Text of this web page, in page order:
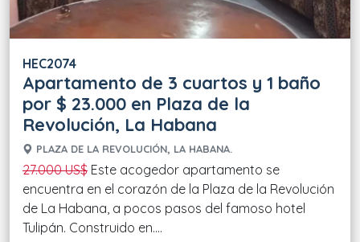
HEC2074
Apartamento de 3 cuartos y 1 baño
por $ 23.000 en Plaza de la
Revolución, La Habana
PLAZA DE LA REVOLUCIÓN, LA HABANA.
27.000 US$ Este acogedor apartamento se
encuentra en el corazón de la Plaza de la Revolución
de La Habana, a pocos pasos del famoso hotel
Tulipán. Construido en....